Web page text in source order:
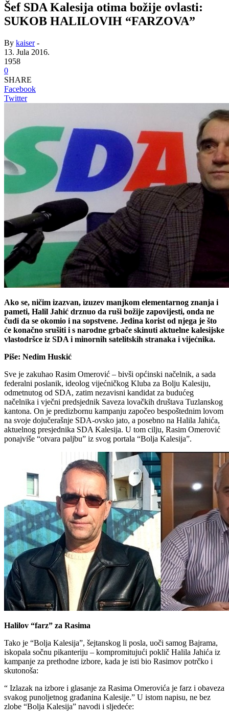
Šef SDA Kalesija otima božije ovlasti:
SUKOB HALILOVIH “FARZOVA”
By kaiser-
13. Jula 2016.
1958
0
SHARE
Facebook
Twitter
Ako se, ničim izazvan, izuzev manjkom elementarnog znanja i
pameti, Halil Jahić drznuo da ruši božije zapovijesti, onda ne
čudi da se okomio i na sopstvene. Jedina korist od njega je što
će konačno srušiti i s narodne grbače skinuti aktuelne kalesijske
vlastodršce iz SDA i minornih satelitskih stranaka i vijećnika.
Piše: Nedim Huskić
Sve je zakuhao Rasim Omerović – bivši općinski načelnik, a sada
federalni poslanik, ideolog vijećničkog Kluba za Bolju Kalesiju,
odmetnutog od SDA, zatim nezavisni kandidat za budućeg
načelnika i vječni predsjednik Saveza lovačkih društava Tuzlanskog
kantona. On je predizbornu kampanju započeo bespoštednim lovom
na svoje dojučerašnje SDA-ovsko jato, a posebno na Halila Jahića,
aktuelnog presjednika SDA Kalesija. U tom cilju, Rasim Omerović
ponajviše “otvara paljbu” iz svog portala “Bolja Kalesija”.
Halilov “farz” za Rasima
Tako je “Bolja Kalesija”, šejtanskog li posla, uoči samog Bajrama,
iskopala sočnu pikanteriju – kompromitujući poklič Halila Jahića iz
kampanje za prethodne izbore, kada je isti bio Rasimov potrčko i
skutonoša:
“ Izlazak na izbore i glasanje za Rasima Omerovića je farz i obaveza
svakog punoljetnog građanina Kalesije.” U istom napisu, ne bez
zlobe “Bolja Kalesija” navodi i sljedeće: